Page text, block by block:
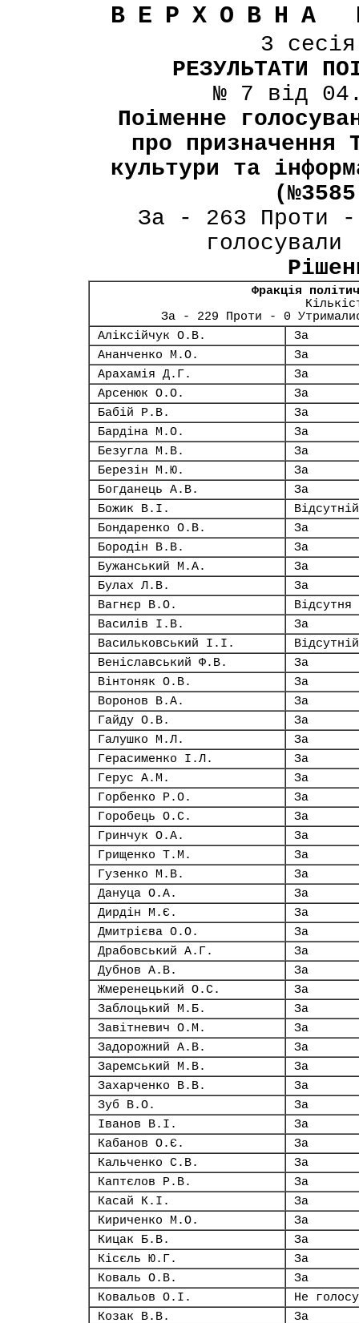
ВЕРХОВНА
3
РЕЗУЛЬТАТИ
№ 7 від
Поіменне
про призначення
культури та
За - 263 Проти
Фракція
За - 229 Проти - 0
Аліксійчук О.В.
За
Ананченко М.О.
За
Арахамія Д.Г.
За
Арсенюк О.О.
За
Бабій Р.В.
За
Бардіна М.О.
За
Безугла М.В.
За
Березін М.Ю.
За
Богданець А.В.
За
Божик В.І.
Відсутній
Бондаренко О.В.
За
Бородін В.В.
За
Бужанський М.А.
За
Булах Л.В.
За
Вагнєр В.О.
Відсутня
Василів І.В.
За
Васильковський І.І.
Відсутній
Веніславський Ф.В.
За
Вінтоняк О.В.
За
Воронов В.А.
За
Гайду О.В.
За
Галушко М.Л.
За
Герасименко І.Л.
За
Герус А.М.
За
Горбенко Р.О.
За
Горобець О.С.
За
Гринчук О.А.
За
Грищенко Т.М.
За
Гузенко М.В.
За
Дануца О.А.
За
Дирдін М.Є.
За
Дмитрієва О.О.
За
Драбовський А.Г.
За
Дубнов А.В.
За
Жмеренецький О.С.
За
Заблоцький М.Б.
За
Завітневич О.М.
За
Задорожний А.В.
За
Заремський М.В.
За
Захарченко В.В.
За
Зуб В.О.
За
Іванов В.І.
За
Кабанов О.Є.
За
Кальченко С.В.
За
Каптєлов Р.В.
За
Касай К.І.
За
Кириченко М.О.
За
Кицак Б.В.
За
Кісєль Ю.Г.
За
Коваль О.В.
За
Ковальов О.І.
Не
Козак В.В.
За